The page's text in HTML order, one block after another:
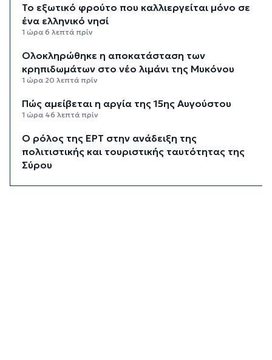
Το εξωτικό φρούτο που καλλιεργείται μόνο σε
ένα ελληνικό νησί
1 ώρα 6 λεπτά πρίν
Ολοκληρώθηκε η αποκατάσταση των
κρηπιδωμάτων στο νέο λιμάνι της Μυκόνου
1 ώρα 20 λεπτά πρίν
Πώς αμείβεται η αργία της 15ης Αυγούστου
1 ώρα 46 λεπτά πρίν
Ο ρόλος της ΕΡΤ στην ανάδειξη της
πολιτιστικής και τουριστικής ταυτότητας της
Σύρου